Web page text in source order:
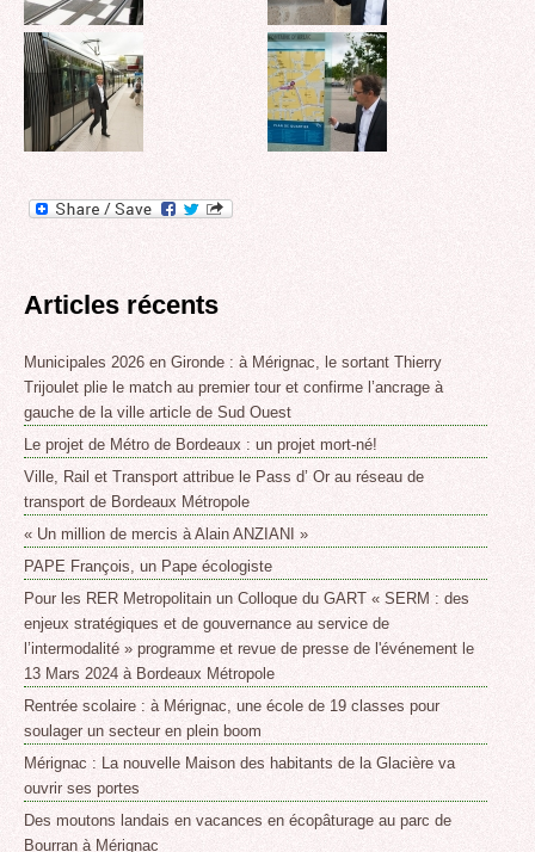
Articles récents
Municipales 2026 en Gironde : à Mérignac, le sortant Thierry
Trijoulet plie le match au premier tour et confirme l’ancrage à
gauche de la ville article de Sud Ouest
Le projet de Métro de Bordeaux : un projet mort-né!
Ville, Rail et Transport attribue le Pass d’ Or au réseau de
transport de Bordeaux Métropole
« Un million de mercis à Alain ANZIANI »
PAPE François, un Pape écologiste
Pour les RER Metropolitain un Colloque du GART « SERM : des
enjeux stratégiques et de gouvernance au service de
l’intermodalité » programme et revue de presse de l'événement le
13 Mars 2024 à Bordeaux Métropole
Rentrée scolaire : à Mérignac, une école de 19 classes pour
soulager un secteur en plein boom
Mérignac : La nouvelle Maison des habitants de la Glacière va
ouvrir ses portes
Des moutons landais en vacances en écopâturage au parc de
Bourran à Mérignac